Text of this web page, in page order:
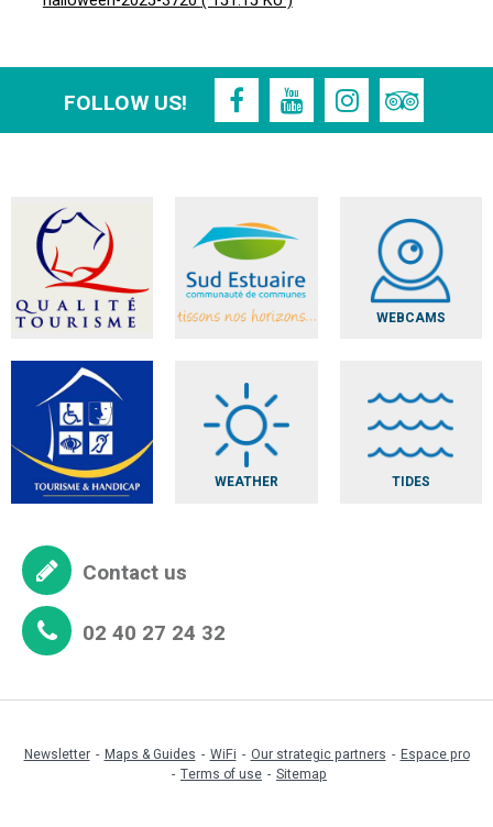
FOLLOW US!
WEBCAMS
WEATHER TIDES
Contact us
02 40 27 24 32
Newsletter Maps & Guides WiFi Our strategic partners
Espace pro
Terms of use
Sitemap